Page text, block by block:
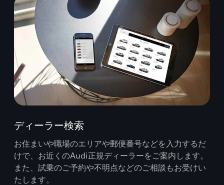
ディーラー検索
お住まいや職場のエリアや郵便番号などを入力するだ
けで、お近くのAudi正規ディーラーをご案内します。
また、試乗のご予約や不明点などのご相談もお受けい
たします。